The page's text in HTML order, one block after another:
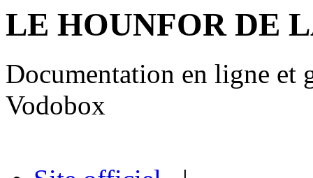
LE HOUNFOR DE
Documentation en ligne et
Vodobox